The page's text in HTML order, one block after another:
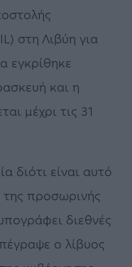
στη Λιβύη για
εγκρίθηκε
και η
μέχρι τις 31
διότι είναι αυτό
προσωρινής
διεθνές
ο λίβυος